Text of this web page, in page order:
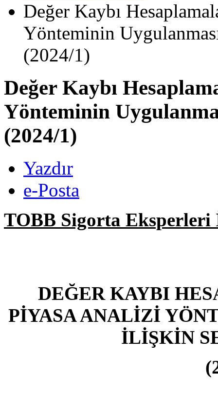
Değer Kaybı
Yönteminin
(2024/1)
Değer Kaybı
Yönteminin
(2024/1)
Yazdır
e-Posta
TOBB Sigorta
DEĞER KAYBI
PİYASA ANALİZİ
İLİŞKİN